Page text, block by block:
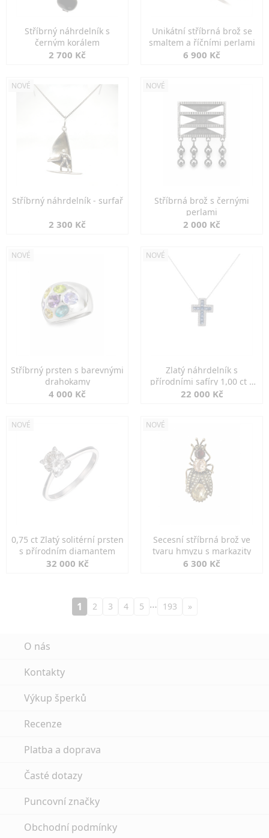
Stříbrný náhrdelník s
černým korálem
2 700 Kč
Unikátní stříbrná brož se
smaltem a říčními perlami
6 900 Kč
NOVÉ
Stříbrný náhrdelník - surfař
2 300 Kč
NOVÉ
Stříbrná brož s černými
perlami
2 000 Kč
NOVÉ
Stříbrný prsten s barevnými
drahokamy
4 000 Kč
NOVÉ
Zlatý náhrdelník s
přírodními safíry 1,00 ct a
diamanty
22 000 Kč
NOVÉ
0,75 ct Zlatý solitérní prsten
s přírodním diamantem
32 000 Kč
NOVÉ
Secesní stříbrná brož ve
tvaru hmyzu s markazity
6 300 Kč
1 2 3 4 5 … 193 »
O nás
Kontakty
Výkup šperků
Recenze
Platba a doprava
Časté dotazy
Puncovní značky
Obchodní podmínky